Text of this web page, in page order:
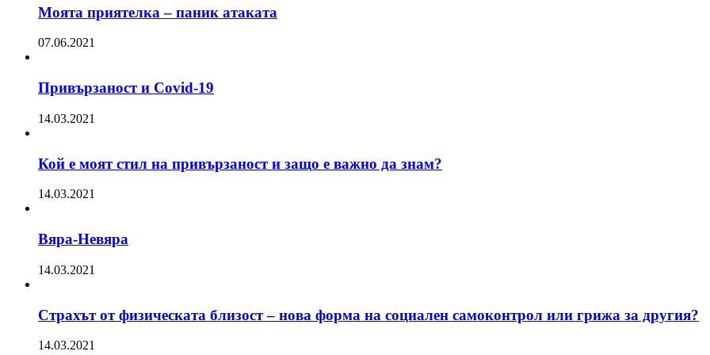
Моята приятелка – паник атаката
07.06.2021
Привързаност и Covid-19
14.03.2021
Кой е моят стил на привързаност и защо е важно да знам?
14.03.2021
Вяра-Невяра
14.03.2021
Страхът от физическата близост – нова форма на социален самоконтрол или грижа за другия?
14.03.2021